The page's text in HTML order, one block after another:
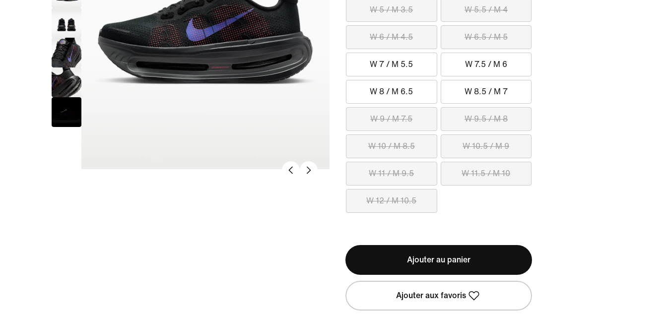
W 5 / M 3.5 W 5.5 / M 4
W 6 / M 4.5 W 6.5 / M 5
W 7 / M 5.5 W 7.5 / M 6
W 8 / M 6.5 W 8.5 / M 7
W 9 / M 7.5 W 9.5 / M 8
W 10 / M 8.5 W 10.5 / M 9
W 11 / M 9.5 W 11.5 / M 10
W 12 / M 10.5
Ajouter au panier
Ajouter aux favoris